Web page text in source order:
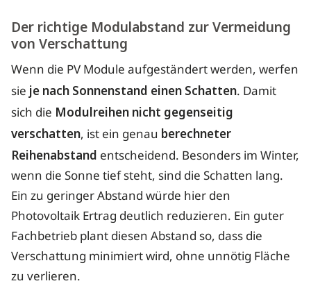
Der richtige Modulabstand zur Vermeidung
von Verschattung
Wenn die PV Module aufgeständert werden, werfen
sieje nach Sonnenstand einen Schatten. Damit
sich die Modulreihen nicht gegenseitig
verschatten, ist ein genau berechneter
Reihenabstand entscheidend. Besonders im Winter,
wenn die Sonne tief steht, sind die Schatten lang.
Ein zu geringer Abstand würde hier den
Photovoltaik Ertrag deutlich reduzieren. Ein guter
Fachbetrieb plant diesen Abstand so, dass die
Verschattung minimiert wird, ohne unnötig Fläche
zu verlieren.